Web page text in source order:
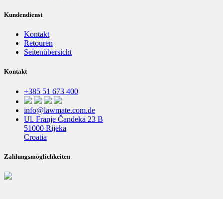
Kundendienst
Kontakt
Retouren
Seitenübersicht
Kontakt
+385 51 673 400
info@lawmate.com.de
Ul. Franje Čandeka 23 B
51000 Rijeka
Croatia
Zahlungsmöglichkeiten